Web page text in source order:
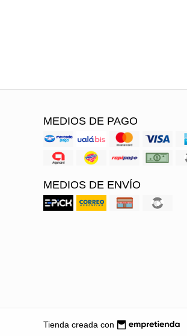
MEDIOS DE PAGO
MEDIOS DE ENVÍO
Tienda creada con